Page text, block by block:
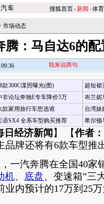
搜狐首页-新闻 -体育
市场动态
腾：马自达6的
我来说两句
款300C谍照曝光(图)
非论坛奔驰E专车降价5万
款家用旅行车您选谁
语SX4 全系车型购买推荐
超短裙
布兰妮
台湾妹
希尔顿
日经济新闻 】 【作者
牌还将有6款车型推
汽奔腾在全国40家
机、 底盘、变速箱”三
业内预计的17万到25